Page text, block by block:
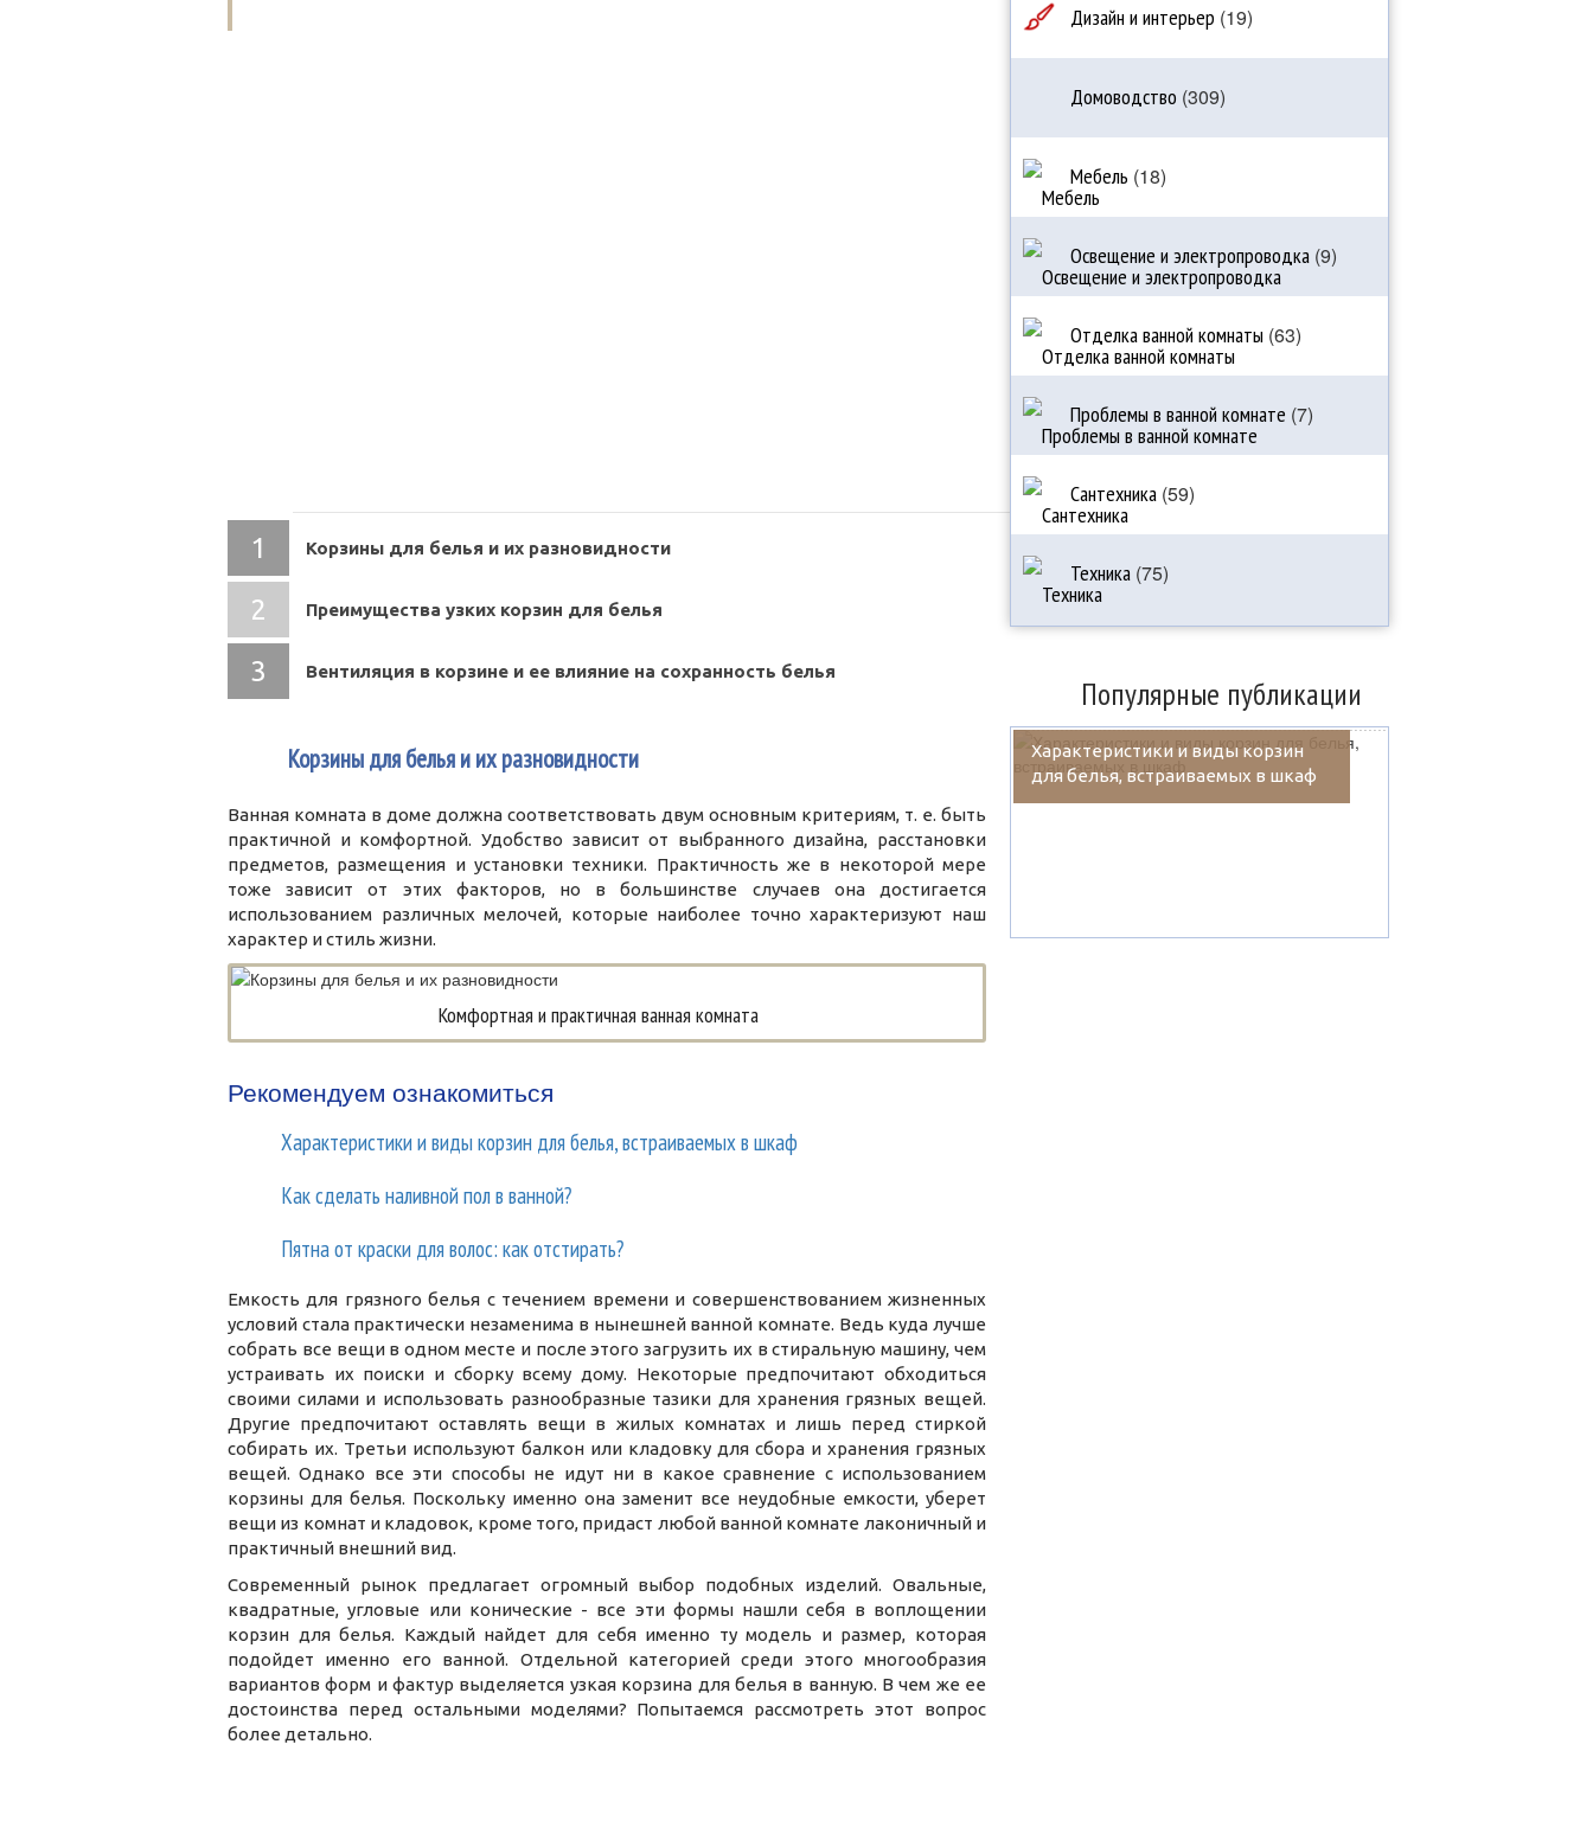
Корзины для белья и их разновидности
Преимущества узких корзин для белья
Вентиляция в корзине и ее влияние на сохранность белья
Корзины для белья и их разновидности
Ванная комната в доме должна соответствовать двум основным критериям, т. е. быть
практичной и комфортной. Удобство зависит от выбранного дизайна, расстановки
предметов, размещения и установки техники. Практичность же в некоторой мере
тоже зависит от этих факторов, но в большинстве случаев она достигается
использованием различных мелочей, которые наиболее точно характеризуют наш
характер и стиль жизни.
Комфортная и практичная ванная комната
Рекомендуем ознакомиться
Характеристики и виды корзин для белья, встраиваемых в шкаф
Как сделать наливной пол в ванной?
Пятна от краски для волос: как отстирать?
Емкость для грязного белья с течением времени и совершенствованием жизненных
условий стала практически незаменима в нынешней ванной комнате. Ведь куда лучше
собрать все вещи в одном месте и после этого загрузить их в стиральную машину, чем
устраивать их поиски и сборку всему дому. Некоторые предпочитают обходиться
своими силами и использовать разнообразные тазики для хранения грязных вещей.
Другие предпочитают оставлять вещи в жилых комнатах и лишь перед стиркой
собирать их. Третьи используют балкон или кладовку для сбора и хранения грязных
вещей. Однако все эти способы не идут ни в какое сравнение с использованием
корзины для белья. Поскольку именно она заменит все неудобные емкости, уберет
вещи из комнат и кладовок, кроме того, придаст любой ванной комнате лаконичный и
практичный внешний вид.
Современный рынок предлагает огромный выбор подобных изделий. Овальные,
квадратные, угловые или конические - все эти формы нашли себя в воплощении
корзин для белья. Каждый найдет для себя именно ту модель и размер, которая
подойдет именно его ванной. Отдельной категорией среди этого многообразия
вариантов форм и фактур выделяется узкая корзина для белья в ванную. В чем же ее
достоинства перед остальными моделями? Попытаемся рассмотреть этот вопрос
более детально.
Дизайн и интерьер (19)
Домоводство (309)
Мебель (18)
Освещение и электропроводка (9)
Отделка ванной комнаты (63)
Проблемы в ванной комнате (7)
Сантехника (59)
Техника (75)
Популярные публикации
Характеристики и виды корзин
для белья, встраиваемых в шкаф